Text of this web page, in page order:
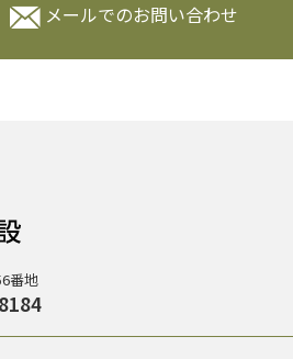
メールでのお問い合わせ
番地